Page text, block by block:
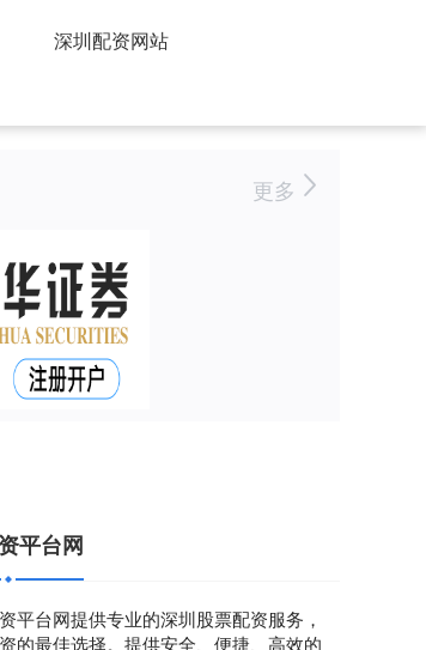
深圳配资网站
更多
平台网
平台网提供专业的深圳股票配资服务，
的最佳选择。提供安全、便捷、高效的